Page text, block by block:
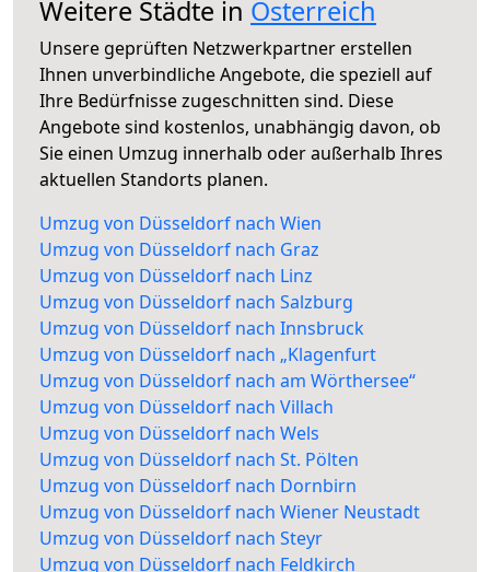
Weitere Städte in Österreich
Unsere geprüften Netzwerkpartner erstellen
Ihnen unverbindliche Angebote, die speziell auf
Ihre Bedürfnisse zugeschnitten sind. Diese
Angebote sind kostenlos, unabhängig davon, ob
Sie einen Umzug innerhalb oder außerhalb Ihres
aktuellen Standorts planen.
Umzug von Düsseldorf nach Wien
Umzug von Düsseldorf nach Graz
Umzug von Düsseldorf nach Linz
Umzug von Düsseldorf nach Salzburg
Umzug von Düsseldorf nach Innsbruck
Umzug von Düsseldorf nach „Klagenfurt
Umzug von Düsseldorf nach am Wörthersee“
Umzug von Düsseldorf nach Villach
Umzug von Düsseldorf nach Wels
Umzug von Düsseldorf nach St. Pölten
Umzug von Düsseldorf nach Dornbirn
Umzug von Düsseldorf nach Wiener Neustadt
Umzug von Düsseldorf nach Steyr
Umzug von Düsseldorf nach Feldkirch